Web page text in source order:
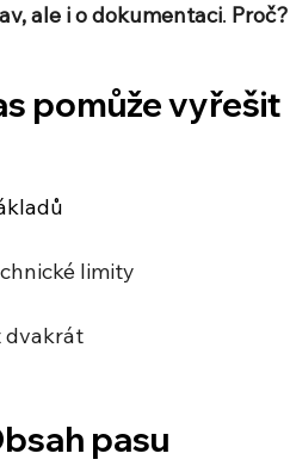
ale i o dokumentaci. Proč?
pomůže vyřešit
limity
dvakrát
pasu